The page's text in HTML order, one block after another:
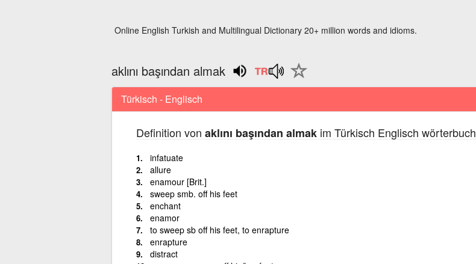
Online English Turkish and Multilingual Dictionary 20+ million words and idioms.
aklını başından almak
Türkisch - Englisch
Definition von aklını başından almakim Türkisch Englisch wörterbuch
infatuate
allure
enamour [Brit.]
sweep smb. off his feet
enchant
enamor
to sweep sb off his feet, to enrapture
enrapture
distract